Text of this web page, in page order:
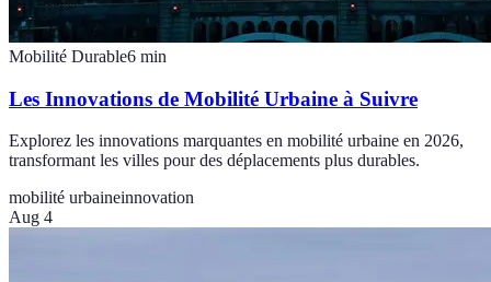
Mobilité Durable6 min
Les Innovations de Mobilité Urbaine à Suivre
Explorez les innovations marquantes en mobilité urbaine en 2026,
transformant les villes pour des déplacements plus durables.
mobilité urbaineinnovation
Aug 4